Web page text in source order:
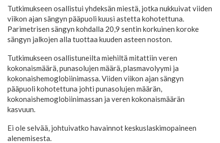
Tutkimukseen osallistui yhdeksän miestä, jotka nukkuivat viiden
viikon ajan sängyn pääpuoli kuusi astetta kohotettuna.
Parimetrisen sängyn kohdalla 20,9 sentin korkuinen koroke
sängyn jalkojen alla tuottaa kuuden asteen noston.
Tutkimukseen osallistuneilta miehiltä mitattiin veren
kokonaismäärä, punasolujen määrä, plasmavolyymi ja
kokonaishemoglobiinimassa. Viiden viikon ajan sängyn
pääpuoli kohotettuna johti punasolujen määrän,
kokonaishemoglobiinimassan ja veren kokonaismäärän
kasvuun.
Ei ole selvää, johtuivatko havainnot keskuslaskimopaineen
alenemisesta.